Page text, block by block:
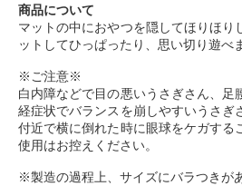
商品について
マットの中におやつを隠してほりほり
ットしてひっぱったり、思い切り遊べ
※ご注意※
白内障などで目の悪いうさぎさん、足
経症状でバランスを崩しやすいうさぎ
付近で横に倒れた時に眼球をケガする
使用はお控えください。
※製造の過程上、サイズにバラつきが